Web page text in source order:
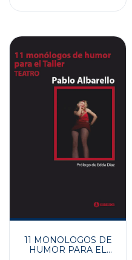
11 MONOLOGOS DE
HUMOR PARA EL